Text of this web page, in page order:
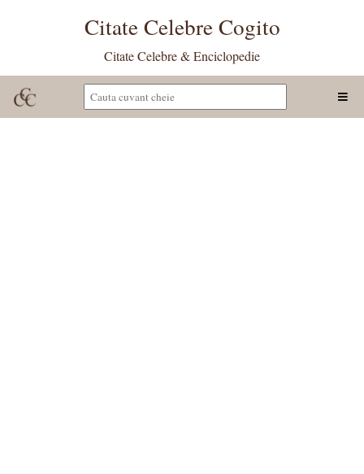
Citate Celebre Cogito
Citate Celebre & Enciclopedie